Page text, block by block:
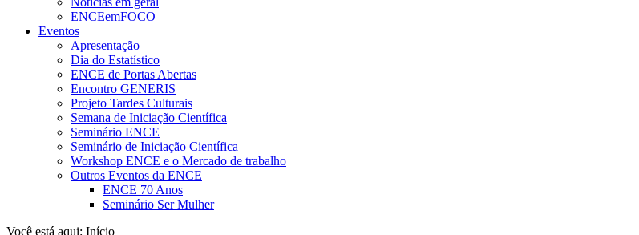
ENCEemFOCO
Eventos
Apresentação
Dia do Estatístico
ENCE de Portas Abertas
Encontro GENERIS
Projeto Tardes Culturais
Semana de Iniciação Científica
Seminário ENCE
Seminário de Iniciação Científica
Workshop ENCE e o Mercado de trabalho
Outros Eventos da ENCE
ENCE 70 Anos
Seminário Ser Mulher
Você está aqui: Início